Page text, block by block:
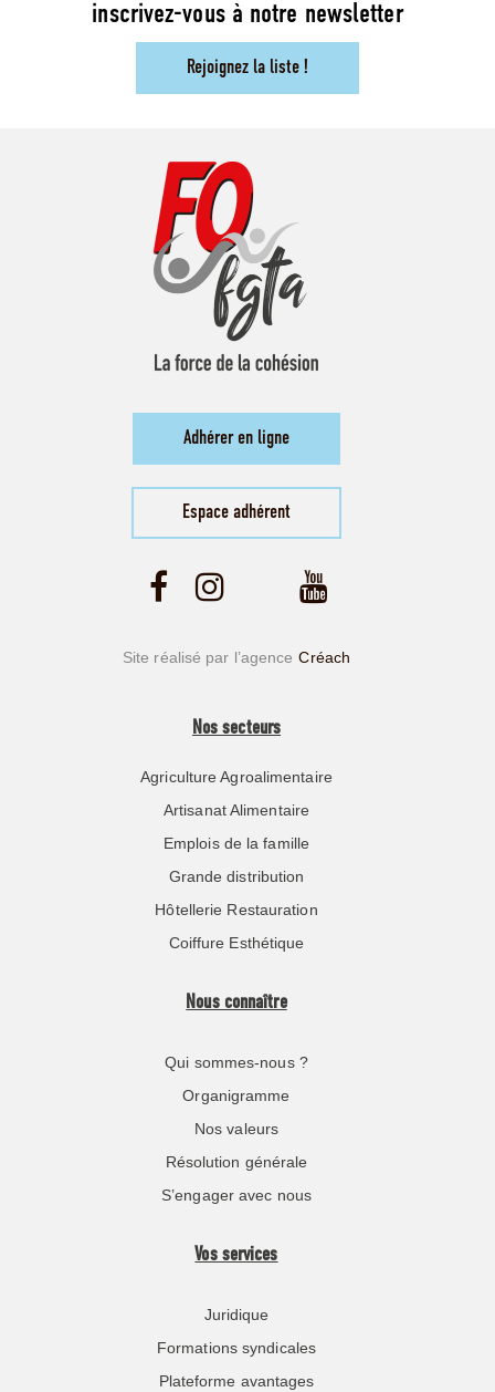
inscrivez-vous à notre newsletter
Rejoignez la liste !
Adhérer en ligne
Espace adhérent
Site réalisé par l’agence Créach
Nos secteurs
Agriculture Agroalimentaire
Artisanat Alimentaire
Emplois de la famille
Grande distribution
Hôtellerie Restauration
Coiffure Esthétique
Nous connaître
Qui sommes-nous ?
Organigramme
Nos valeurs
Résolution générale
S’engager avec nous
Vos services
Juridique
Formations syndicales
Plateforme avantages